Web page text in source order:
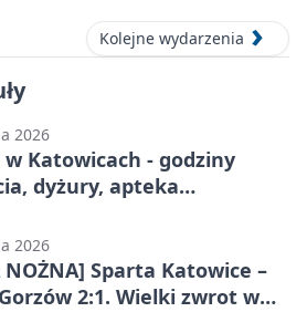
Kolejne wydarzenia
2026
Katowicach - godziny
dyżury, apteka
2026
NOŻNA] Sparta Katowice –
2:1. Wielki zwrot w